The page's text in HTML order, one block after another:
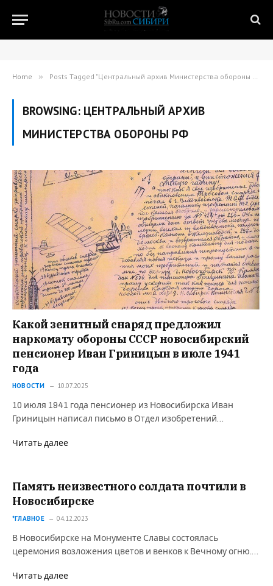
Home » Posts Tagged "Центральный архив Министерства обороны РФ"
BROWSING: ЦЕНТРАЛЬНЫЙ АРХИВ
МИНИСТЕРСТВА ОБОРОНЫ РФ
Какой зенитный снаряд предложил
наркомату обороны СССР новосибирский
пенсионер Иван Гриницын в июле 1941
года
НОВОСТИ 10.07.2025
10 июля 1941 года пенсионер из Новосибирска Иван
Гриницын написал письмо в Отдел изобретений…
Читать далее
Память неизвестного солдата почтили в
Новосибирске
*ГЛАВНОЕ 04.12.2023
В Новосибирске на Монументе Славы состоялась
церемония возложения цветов и венков к Вечному огню.…
Читать далее